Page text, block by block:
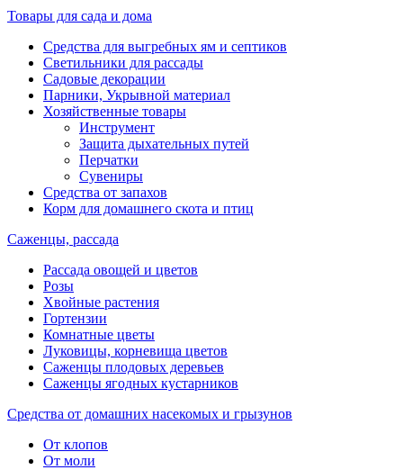
Товары для сада и дома
Средства для выгребных ям и септиков
Светильники для рассады
Садовые декорации
Парники, Укрывной материал
Хозяйственные товары
Инструмент
Защита дыхательных путей
Перчатки
Сувениры
Средства от запахов
Корм для домашнего скота и птиц
Саженцы, рассада
Рассада овощей и цветов
Розы
Хвойные растения
Гортензии
Комнатные цветы
Луковицы, корневища цветов
Саженцы плодовых деревьев
Саженцы ягодных кустарников
Средства от домашних насекомых и грызунов
От клопов
От моли